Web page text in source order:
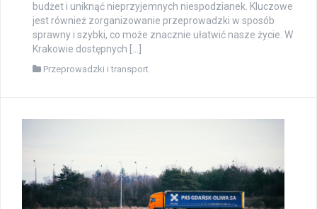
budżet i uniknąć nieprzyjemnych niespodzianek. Kluczowe
jest również zorganizowanie przeprowadzki w sposób
sprawny i szybki, co może znacznie ułatwić nasze życie. W
Krakowie dostępnych […]
Przeprowadzki i transport